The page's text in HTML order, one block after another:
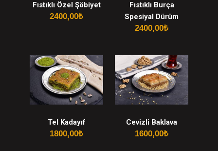
Fıstıklı Özel Şöbiyet
2400,00₺
Fıstıklı Burça
Spesiyal Dürüm
2400,00₺
Tel Kadayıf
1800,00₺
Cevizli Baklava
1600,00₺